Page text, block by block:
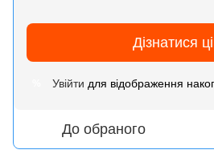
Дізнатися
Увійти для відображення
До обраного